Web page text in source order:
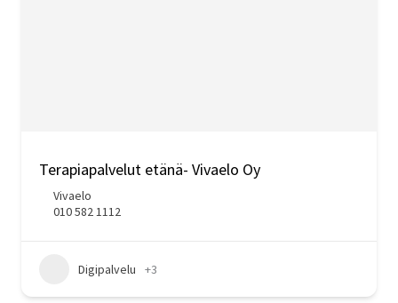
Terapiapalvelut etänä- Vivaelo Oy
Vivaelo
010 582 1112
Digipalvelu +3